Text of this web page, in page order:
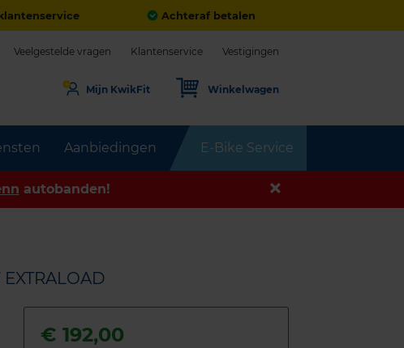
Achteraf betalen
Aanbiedingen E-Bike Service
Veelgestelde vragen Klantenservice Vestigingen
Mijn KwikFit Winkelwagen
autobanden!
EXTRALOAD
€192,00